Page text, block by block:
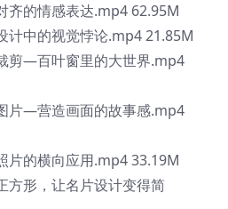
的情感表达.mp4 62.95M
中的视觉悖论.mp4 21.85M
剪—百叶窗里的大世界.mp4
片—营造画面的故事感.mp4
的横向应用.mp4 33.19M
形，让名片设计变得简